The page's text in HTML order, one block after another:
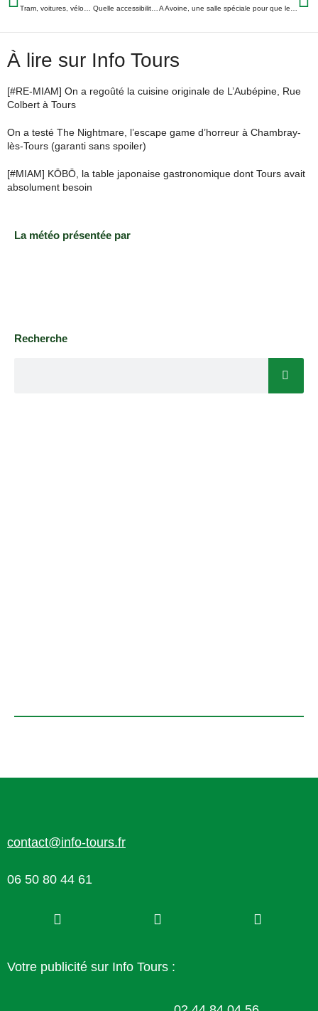
À lire sur Info Tours
[#RE-MIAM] On a regoûté la cuisine originale de L’Aubépine, Rue
Colbert à Tours
On a testé The Nightmare, l’escape game d’horreur à Chambray-
lès-Tours (garanti sans spoiler)
[#MIAM] KŌBŌ, la table japonaise gastronomique dont Tours avait
absolument besoin
La météo présentée par
Recherche
contact@info-tours.fr
06 50 80 44 61
Votre publicité sur Info Tours :